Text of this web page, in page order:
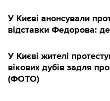
У Києві анонсували
відставки Федорова:
У Києві жителі
вікових дубів задля
(ФОТО)